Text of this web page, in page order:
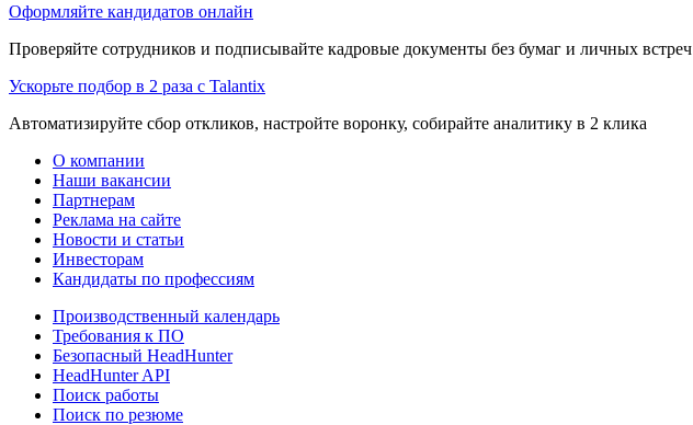
Оформляйте кандидатов онлайн
Проверяйте сотрудников и подписывайте кадровые документы без бумаг и личных встреч
Ускорьте подбор в 2 раза с Talantix
Автоматизируйте сбор откликов, настройте воронку, собирайте аналитику в 2 клика
О компании
Наши вакансии
Партнерам
Реклама на сайте
Новости и статьи
Инвесторам
Кандидаты по профессиям
Производственный календарь
Требования к ПО
Безопасный HeadHunter
HeadHunter API
Поиск работы
Поиск по резюме